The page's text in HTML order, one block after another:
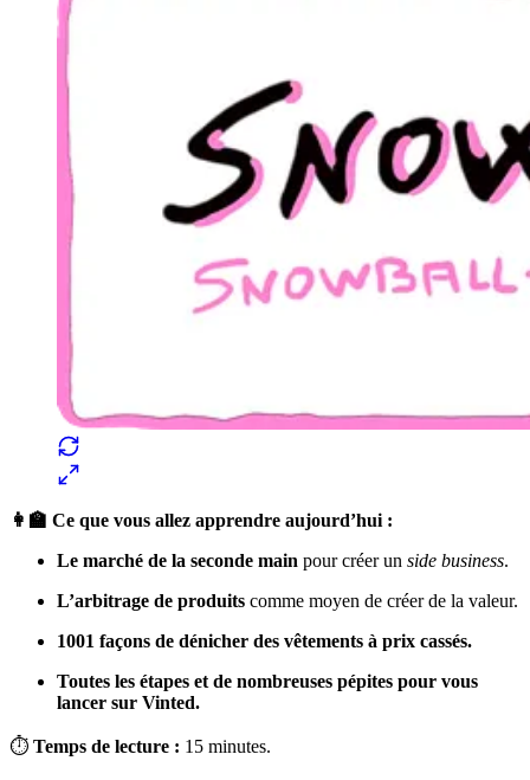
👩‍🏫 Ce que vous allez apprendre aujourd’hui :
Le marché de la seconde main pour créer un side business.
L’arbitrage de produits comme moyen de créer de la valeur.
1001 façons de dénicher des vêtements à prix cassés.
Toutes les étapes et de nombreuses pépites pour vous
lancer sur Vinted.
⏱ Temps de lecture : 15 minutes.